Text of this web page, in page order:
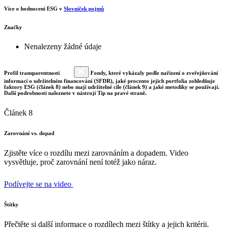
Více o hodnocení ESG v Slovníček pojmů
Značky
Nenalezeny žádné údaje
Profil transparentnosti
Fondy, které vykázaly podle nařízení o zveřejňování
informací o udržitelném financování (SFDR), jaké procento jejich portfolia zohledňuje
faktory ESG (článek 8) nebo mají udržitelné cíle (článek 9) a jaké metodiky se používají.
Další podrobnosti naleznete v nástroji Tip na pravé straně.
Článek 8
Zarovnání vs. dopad
Zjistěte více o rozdílu mezi zarovnáním a dopadem. Video
vysvětluje, proč zarovnání není totéž jako náraz.
Podívejte se na video
Štítky
Přečtěte si další informace o rozdílech mezi štítky a jejich kritérii.